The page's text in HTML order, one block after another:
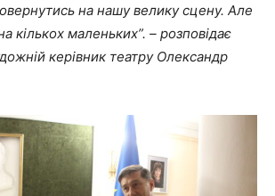
на нашу велику сцену. Але
кількох маленьких”. – розповідає
керівник театру Олександр